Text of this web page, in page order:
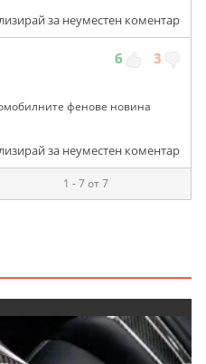
за неуместен коментар
6 3
фенове новина
за неуместен коментар
1 - 7 от 7